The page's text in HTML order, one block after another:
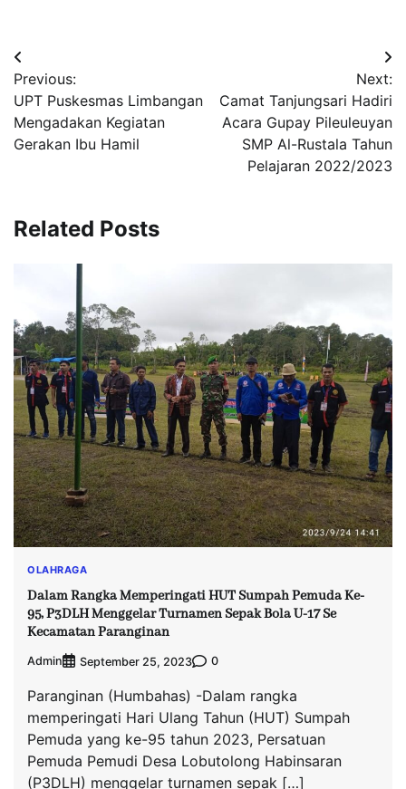
Post
navigation
Previous:
UPT Puskesmas Limbangan
Mengadakan Kegiatan
Gerakan Ibu Hamil
Next:
Camat Tanjungsari Hadiri
Acara Gupay Pileuleuyan
SMP Al-Rustala Tahun
Pelajaran 2022/2023
Related Posts
OLAHRAGA
Dalam Rangka Memperingati HUT Sumpah Pemuda Ke-
95, P3DLH Menggelar Turnamen Sepak Bola U-17 Se
Kecamatan Paranginan
Admin September 25, 2023 0
Paranginan (Humbahas) -Dalam rangka
memperingati Hari Ulang Tahun (HUT) Sumpah
Pemuda yang ke-95 tahun 2023, Persatuan
Pemuda Pemudi Desa Lobutolong Habinsaran
(P3DLH) menggelar turnamen sepak […]